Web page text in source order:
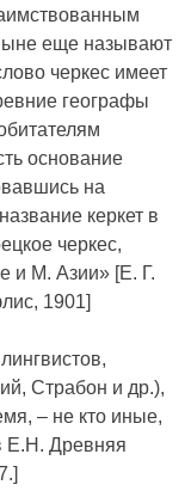
еще называют
черкес имеет
географы
основание
на
керкет в
черкес,
и М. Азии» [Е. Г.
1901]
Страбон и др.),
‒ не кто иные,
Е.Н. Древняя